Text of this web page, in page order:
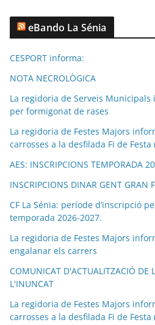
eBando La Sénia
CESPORT informa:
NOTA NECROLÒGICA
La regidoria de Serveis
per formigonat de rases
La regidoria de Festes Majors
carrosses a la desfilada Fi de Festa
AES: INSCRIPCIONS TEMPORADA
INSCRIPCIONS DINAR GENT GRAN
CF La Sénia: període d’inscripció
temporada 2026-2027.
La regidoria de Festes Majors
engalanar els carrers
COMUNICAT D'ACTUALITZACIÓ DE
L'INUNCAT
La regidoria de Festes Majors
carrosses a la desfilada Fi de Festa